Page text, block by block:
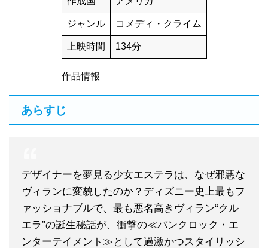
ジャンル コメディ・クライム
上映時間 134分
作品情報
あらすじ
デザイナーを夢見る少女エステラは、なぜ邪悪な
ヴィランに変貌したのか？ディズニー史上最もフ
ァッショナブルで、最も悪名高きヴィラン“クル
エラ”の誕生秘話が、衝撃の≪パンクロック・エ
ンターテイメント≫として過激かつスタイリッシ